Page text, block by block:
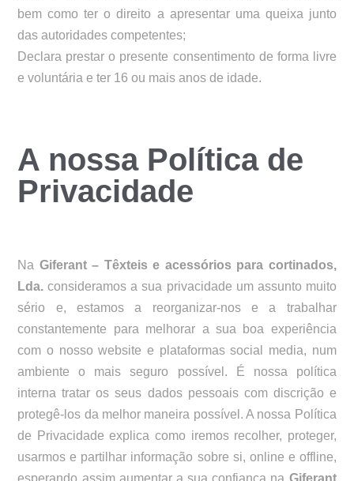
bem como ter o direito a apresentar uma queixa junto
das autoridades competentes;
Declara prestar o presente consentimento de forma livre
e voluntária e ter 16 ou mais anos de idade.
A nossa Política de
Privacidade
Na Giferant – Têxteis e acessórios para cortinados,
Lda. consideramos a sua privacidade um assunto muito
sério e, estamos a reorganizar-nos e a trabalhar
constantemente para melhorar a sua boa experiência
com o nosso website e plataformas social media, num
ambiente o mais seguro possível. É nossa política
interna tratar os seus dados pessoais com discrição e
protegê-los da melhor maneira possível. A nossa Política
de Privacidade explica como iremos recolher, proteger,
usarmos e partilhar informação sobre si, online e offline,
esperando assim aumentar a sua confiança na Giferant